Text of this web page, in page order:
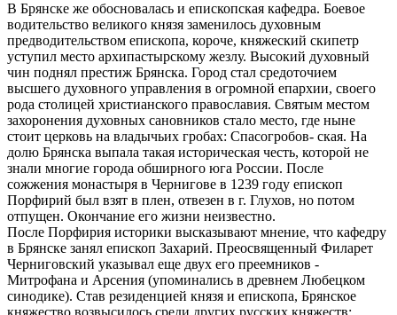
В Брянске же обосновалась и епископская кафедра. Боевое
водительство великого князя заменилось духовным
предводительством епископа, короче, княжеский скипетр
уступил место архипастырскому жезлу. Высокий духов­ный
чин поднял престиж Брянска. Город стал средоточием
высшего духовного управления в огромной епархии, сво­его
рода столицей христианского православия. Святым ме­стом
захоронения духовных сановников стало место, где ныне
стоит церковь на владычьих гробах: Спасогробов- ская. На
долю Брянска выпала такая историческая честь, которой не
знали многие города обширного юга России. После
сожжения монастыря в Чернигове в 1239 году епи­скоп
Порфирий был взят в плен, отвезен в г. Глухов, но потом
отпущен. Окончание его жизни неизвестно.
После Порфирия историки высказывают мнение, что кафедру
в Брянске занял епископ Захарий. Преосвященный Филарет
Черниговский указывал еще двух его преемников -
Митрофана и Арсения (упоминались в древнем Любецком
синодике). Став резиденцией князя и епископа, Брянское